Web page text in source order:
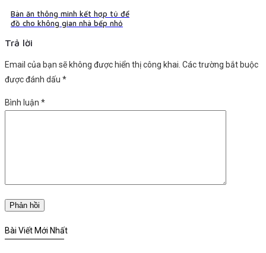
Bàn ăn thông minh kết hợp tủ để
đồ cho không gian nhà bếp nhỏ
Trả lời
Email của bạn sẽ không được hiển thị công khai. Các trường bắt buộc
được đánh dấu *
Bình luận *
Bài Viết Mới Nhất